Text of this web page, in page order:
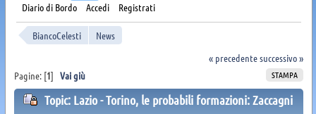
Diario di Bordo
Accedi Registrati
BiancoCelesti
News
« precedentesuccessivo »
STAMPA
Pagine: [1] Vai giù
Topic: Lazio - Torino, le probabili formazioni: Zaccagni